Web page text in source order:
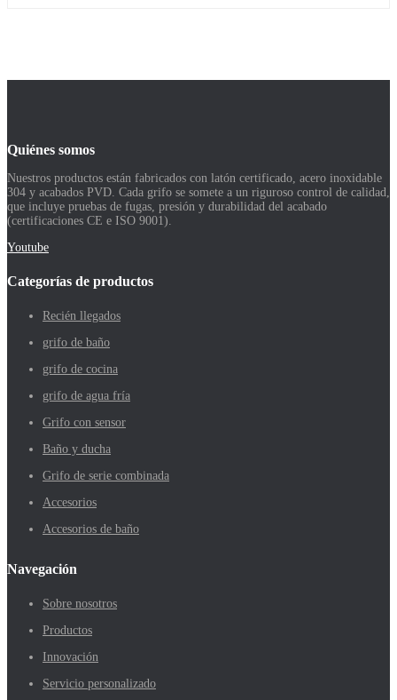
Quiénes somos
Nuestros productos están fabricados con latón certificado, acero inoxidable
304 y acabados PVD. Cada grifo se somete a un riguroso control de calidad,
que incluye pruebas de fugas, presión y durabilidad del acabado
(certificaciones CE e ISO 9001).
Youtube
Categorías de productos
Recién llegados
grifo de baño
grifo de cocina
grifo de agua fría
Grifo con sensor
Baño y ducha
Grifo de serie combinada
Accesorios
Accesorios de baño
Navegación
Sobre nosotros
Productos
Innovación
Servicio personalizado